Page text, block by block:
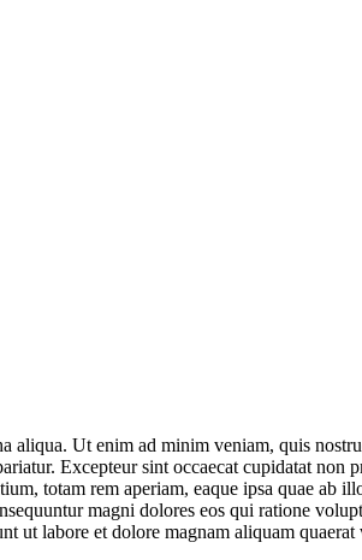
aliqua. Ut enim ad minim veniam, quis
Excepteur sint occaecat cupidatat
totam rem aperiam, eaque ipsa quae ab
magni dolores eos qui ratione
ut labore et dolore magnam aliquam quaerat